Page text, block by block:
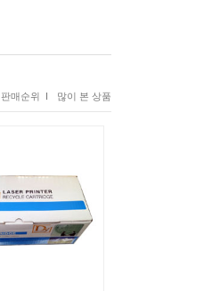
판매순위 I 많이 본 상품